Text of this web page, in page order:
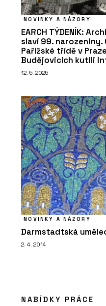
NOVINKY A NÁZORY
EARCH TÝDENÍK:
slaví 99.
Pařížské třídě v
Budějovicích kutili
12. 5. 2025
NOVINKY A NÁZORY
Darmstadtská
2. 4. 2014
NABÍDKY PRÁCE